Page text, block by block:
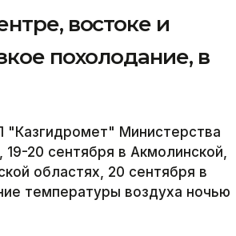
востоке и
похолодание, в
Министерства
20 сентября в Акмолинской,
областях, 20 сентября в
температуры воздуха ночью